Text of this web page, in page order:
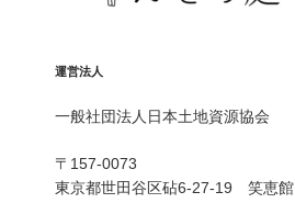
運営法人
一般社団法人日本土地資源協会
〒157-0073
東京都世田谷区砧6-27-19 笑恵館